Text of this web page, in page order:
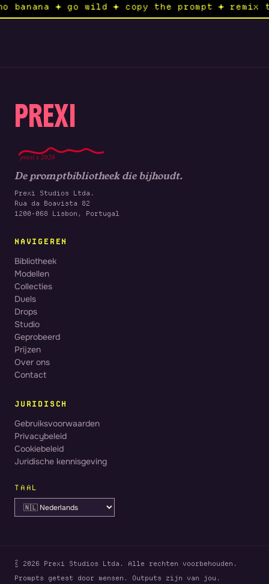
banana ✦ go wild ✦ copy the prompt ✦
PREXI
prexi x 2026
De promptbibliotheek die bijhoudt.
Prexi Studios Ltda.
Rua da Boavista 82
1200-068 Lisbon, Portugal
NAVIGEREN
Bibliotheek
Modellen
Collecties
Duels
Drops
Studio
Geprobeerd
Prijzen
Over ons
Contact
JURIDISCH
Gebruiksvoorwaarden
Privacybeleid
Cookiebeleid
Juridische kennisgeving
TAAL
© 2026 Prexi Studios Ltda. Alle rechten voorbehouden.
Prompts getest door mensen. Outputs zijn van jou.